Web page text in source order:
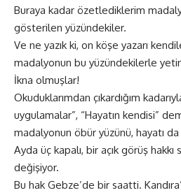
Buraya kadar özetlediklerim
gösterilen yüzündekiler.
Ve ne yazık ki, on köşe yazarı
madalyonun bu yüzündekilerle
İkna olmuşlar!
Okuduklarımdan çıkardığım
uygulamalar”, “Hayatın kendisi”
madalyonun öbür yüzünü, hayatı
Ayda üç kapalı, bir açık görüş
değişiyor.
Bu hak Gebze’de bir saatti.